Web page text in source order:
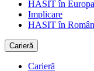
HASIT în Europa
Implicare
HASIT în
Carieră
Carieră